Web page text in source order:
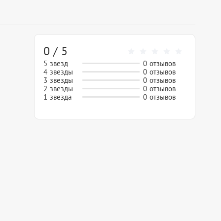
0 / 5
5 звезд
0 отзывов
4 звезды
0 отзывов
3 звезды
0 отзывов
2 звезды
0 отзывов
1 звезда
0 отзывов